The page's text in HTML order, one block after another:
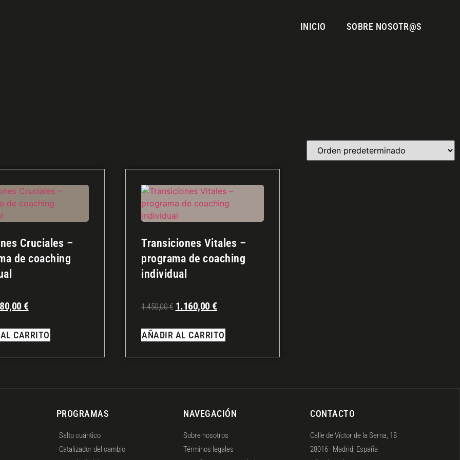
INICIO SOBRE NOSOTR@S
Cruciales –
de coaching
€
CARRITO
Transiciones Vitales –
programa de coaching
individual
1.450,00€ 1.160,00 €
AÑADIR AL CARRITO
PROGRAMAS
Salto cuántico
Catalizador del cambio
NAVEGACIÓN
Sobre nosotros
Términos legales
CONTACTO
Calle de Víctor de la Serna, 18
28016 · Madrid, España